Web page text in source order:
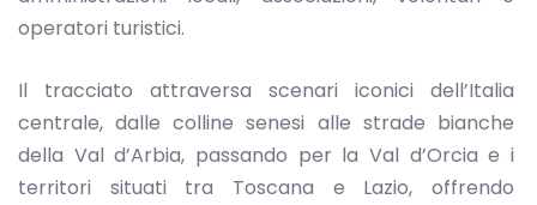
operatori turistici.
Il tracciato attraversa scenari iconici dell’Italia
centrale, dalle colline senesi alle strade bianche
della Val d’Arbia, passando per la Val d’Orcia e i
territori situati tra Toscana e Lazio, offrendo